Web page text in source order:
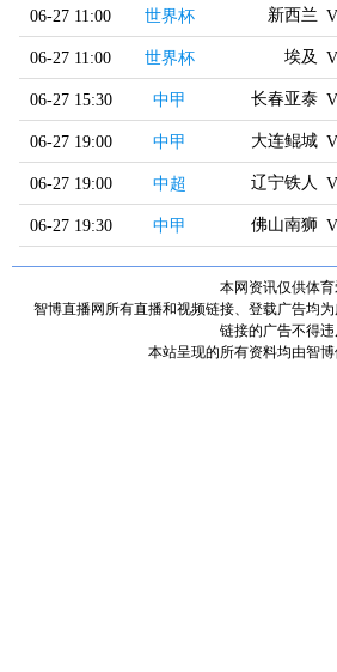
06-27 11:00 世界杯 新西兰
06-27 11:00 世界杯 埃及
06-27 15:30 中甲 长春亚泰
06-27 19:00 中甲 大连鲲城
06-27 19:00 中超 辽宁铁人
06-27 19:30 中甲 佛山南狮
本网资讯仅供体
智博直播网所有直播和视频链接、登载广告均
链接的广告不得
本站呈现的所有资料均由智